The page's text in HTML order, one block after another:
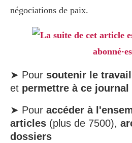
négociations de paix.
La suite de cet article
➤ Pour soutenir le
et permettre à ce
➤ Pour accéder à
articles (plus de 7500),
dossiers